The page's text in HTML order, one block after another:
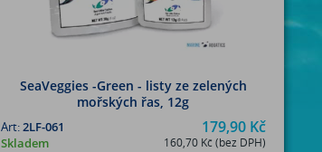
SeaVeggies -Green - listy ze zelených
mořských řas, 12g
179,90 Kč
160,70 Kč (bez DPH)
Art:2LF-061
Skladem